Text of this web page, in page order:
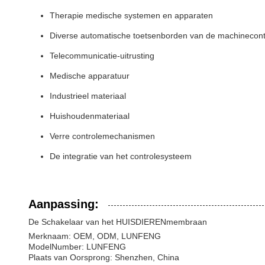
Therapie medische systemen en apparaten
Diverse automatische toetsenborden van de
Telecommunicatie-uitrusting
Medische apparatuur
Industrieel materiaal
Huishoudenmateriaal
Verre controlemechanismen
De integratie van het controlesysteem
Aanpassing:
De Schakelaar van het HUISDIERENmembraan
Merknaam: OEM, ODM, LUNFENG
ModelNumber: LUNFENG
Plaats van Oorsprong: Shenzhen, China